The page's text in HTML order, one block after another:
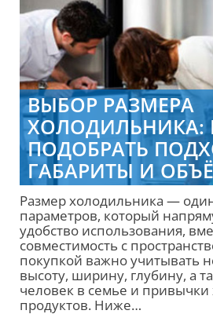
ВЫБОР РАЗМЕРА
ХОЛОДИЛЬНИКА:
ПОДОБРАТЬ
ГАБАРИТЫ И
Размер холодильника —
параметров, который
удобство использования,
совместимость с
покупкой важно учитывать
высоту, ширину, глубину, а
человек в семье и привычки
продуктов. Ниже…